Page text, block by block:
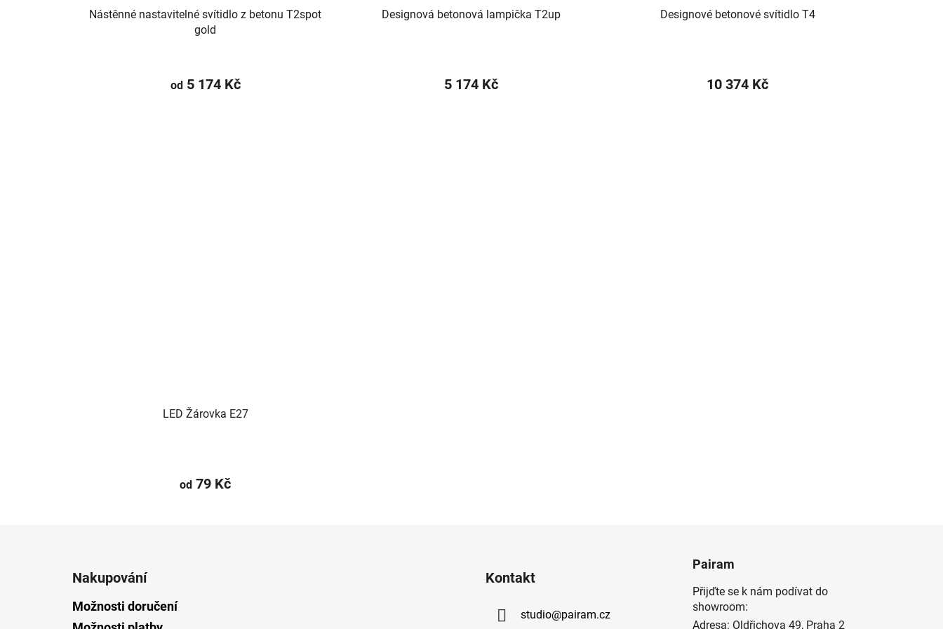
Nástěnné nastavitelné svítidlo z betonu T2spot
gold
od5 174 Kč
Designová betonová lampička T2up
5 174 Kč
Designové betonové svítidlo T4
10 374 Kč
LED Žárovka E27
od 79 Kč
Nakupování
Možnosti doručení
Kontakt
studio@pairam.cz
Pairam
Přijďte se k nám podívat do
showroom:
Adresa: Oldřichova 49, Praha 2